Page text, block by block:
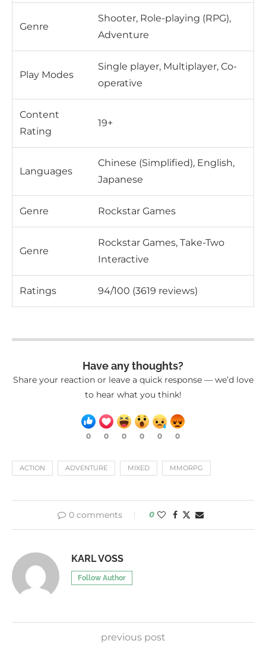
Genre
Shooter, Role-playing (RPG),
Adventure
Play Modes
Single player, Multiplayer, Co-
operative
Content
Rating
19+
Languages
Chinese (Simplified), English,
Japanese
Genre Rockstar Games
Genre
Rockstar Games, Take-Two
Interactive
Ratings 94/100 (3619 reviews)
Have any thoughts?
Share your reaction or leave a quick response — we’d love
to hear what you think!
0 0 0 0 0 0
ACTION ADVENTURE MIXED MMORPG
0 comments 0
KARL VOSS
Follow Author
previous post